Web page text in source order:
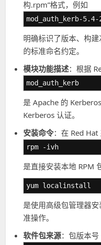
构.rpm”格式，例如
mod_auth_kerb-
明确标识了版本、构
的标准命名约定。
模块功能描述：根据
mod_auth_kerb
是 Apache 的
Kerberos 认证。
安装命令：在 Red Hat
rpm -ivh
是直接安装本地 RPM
yum localinstall
是使用高级包管理器
准操作。
软件包来源：包版本号